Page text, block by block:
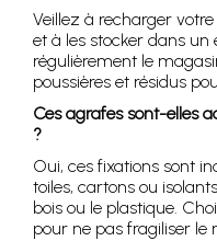
Veillez à recharger
et à les stocker dans un
régulièrement le
poussières et résidus
Ces agrafes sont-elles
?
Oui, ces fixations sont
toiles, cartons ou
bois ou le plastique.
pour ne pas fragiliser le